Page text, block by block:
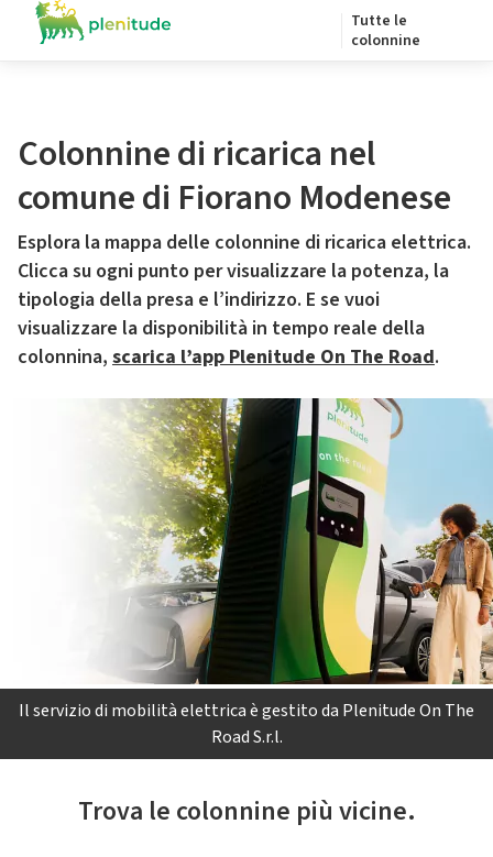
Tutte le
colonnine
Colonnine di ricarica nel
comune di Fiorano Modenese
Esplora la mappa delle colonnine di ricarica elettrica.
Clicca su ogni punto per visualizzare la potenza, la
tipologia della presa e l’indirizzo. E se vuoi
visualizzare la disponibilità in tempo reale della
colonnina, scarica l’app Plenitude On The Road.
Il servizio di mobilità elettrica è gestito da Plenitude On The
Road S.r.l.
Trova le colonnine più vicine.